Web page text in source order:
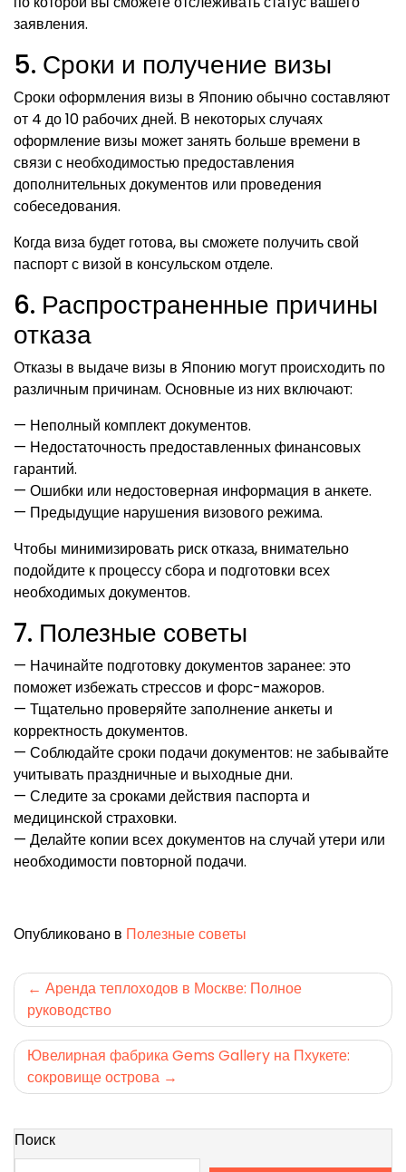
заявления.
5. Сроки и получение визы
Сроки оформления визы в Японию обычно составляют
от 4 до 10 рабочих дней. В некоторых случаях
оформление визы может занять больше времени в
связи с необходимостью предоставления
дополнительных документов или проведения
собеседования.
Когда виза будет готова, вы сможете получить свой
паспорт с визой в консульском отделе.
6. Распространенные причины
отказа
Отказы в выдаче визы в Японию могут происходить по
различным причинам. Основные из них включают:
— Неполный комплект документов.
— Недостаточность предоставленных финансовых
гарантий.
— Ошибки или недостоверная информация в анкете.
— Предыдущие нарушения визового режима.
Чтобы минимизировать риск отказа, внимательно
подойдите к процессу сбора и подготовки всех
необходимых документов.
7. Полезные советы
— Начинайте подготовку документов заранее: это
поможет избежать стрессов и форс-мажоров.
— Тщательно проверяйте заполнение анкеты и
корректность документов.
— Соблюдайте сроки подачи документов: не забывайте
учитывать праздничные и выходные дни.
— Следите за сроками действия паспорта и
медицинской страховки.
— Делайте копии всех документов на случай утери или
необходимости повторной подачи.
Опубликовано в Полезные советы
Навигация
по
записям
Аренда теплоходов в Москве: Полное
руководство
Ювелирная фабрика Gems Gallery на Пхукете:
сокровище острова
Поиск